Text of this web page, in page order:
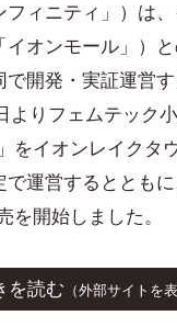
フィニティ」）は
イオンモール」）
で開発・実証運営
よりフェムテック
をイオンレイクタ
運営するととも
を開始しました。
を読む （外部サイトを